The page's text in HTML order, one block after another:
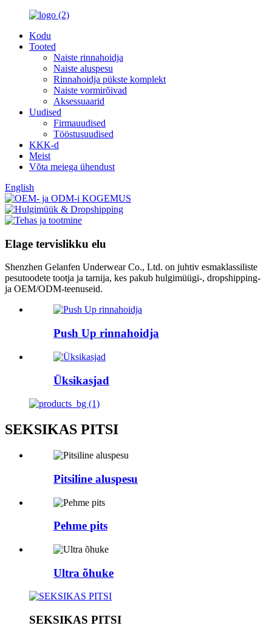
Kodu
Tooted
Naiste rinnahoidja
Naiste aluspesu
Rinnahoidja pükste komplekt
Naiste vormirõivad
Aksessuaarid
Uudised
Firmauudised
Tööstusuudised
KKK-d
Meist
Võta meiega ühendust
English
Elage tervislikku elu
Shenzhen Gelanfen Underwear Co., Ltd. on juhtiv esmaklassiliste
pesutoodete tootja ja tarnija, kes pakub hulgimüügi-, dropshipping-
ja OEM/ODM-teenuseid.
Push Up rinnahoidja
Üksikasjad
SEKSIKAS PITSI
Pitsiline aluspesu
Pehme pits
Ultra õhuke
SEKSIKAS PITSI